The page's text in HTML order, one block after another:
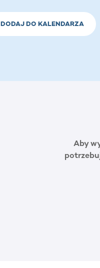
DODAJ DO KALENDARZA
Aby